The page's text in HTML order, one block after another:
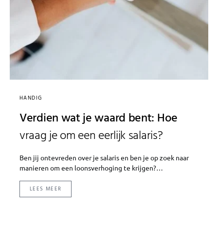
HANDIG
Verdien wat je waard bent: Hoe
vraag je om een eerlijk salaris?
Ben jij ontevreden over je salaris en ben je op zoek naar
manieren om een loonsverhoging te krijgen?…
LEES MEER